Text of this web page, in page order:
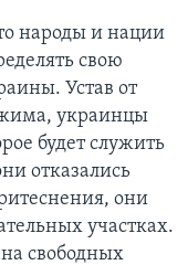
народы и нации
свою
Устав от
украинцы
будет служить
отказались
они
участках.
свободных